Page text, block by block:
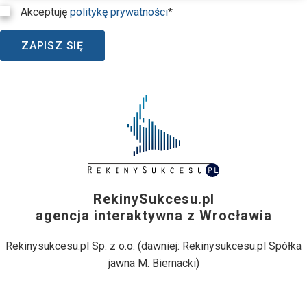
Akceptuję politykę prywatności*
ZAPISZ SIĘ
RekinySukcesu.pl
agencja interaktywna z Wrocławia
Rekinysukcesu.pl Sp. z o.o. (dawniej: Rekinysukcesu.pl Spółka
jawna M. Biernacki)